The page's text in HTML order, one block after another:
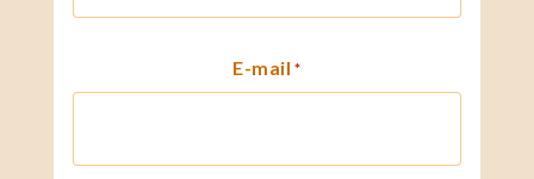
E-mail *